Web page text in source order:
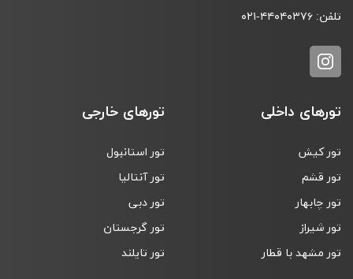
تلفن: ۰۲۱-۴۴۰۴۰۳۷۶
تورهای داخلی
تور کیش
تور قشم
تور چابهار
تور شیراز
تور مشهد با قطار
تورهای خارجی
تور استانبول
تور آنتالیا
تور دبی
تور گرجستان
تور تایلند